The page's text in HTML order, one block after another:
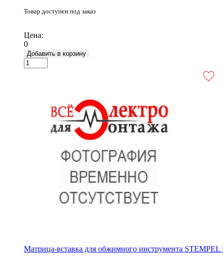
Товар доступен под заказ
Цена:
0
Добавить в корзину
Матрица-вставка для обжимного инструмента